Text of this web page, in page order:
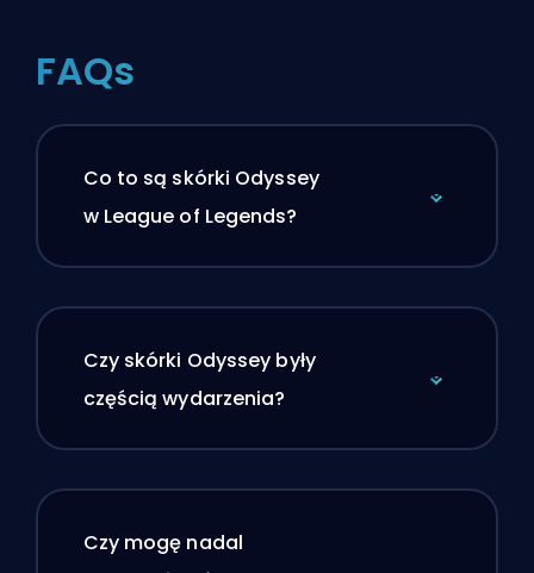
FAQs
Co to są skórki Odyssey
w League of Legends?
Czy skórki Odyssey były
częścią wydarzenia?
Czy mogę nadal